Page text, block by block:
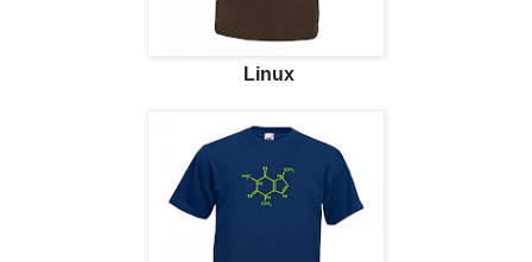
Linux